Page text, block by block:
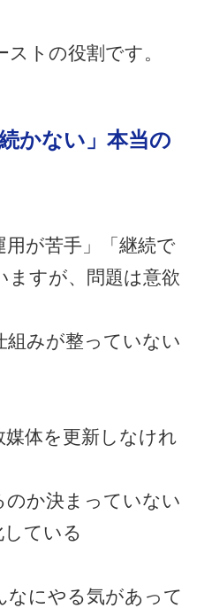
トの役割です。
かない」本当の
が苦手」「継続で
ますが、問題は意欲
組みが整っていない
媒体を更新しなけれ
のか決まっていない
している
なにやる気があって